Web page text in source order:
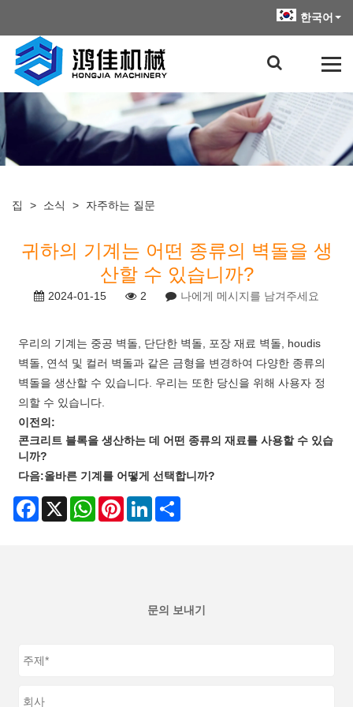
한국어
집 > 소식 > 자주하는 질문
귀하의 기계는 어떤 종류의 벽돌을 생
산할 수 있습니까?
2024-01-15 2 나에게 메시지를 남겨주세요
우리의 기계는 중공 벽돌, 단단한 벽돌, 포장 재료 벽돌, houdis
벽돌, 연석 및 컬러 벽돌과 같은 금형을 변경하여 다양한 종류의
벽돌을 생산할 수 있습니다. 우리는 또한 당신을 위해 사용자 정
의할 수 있습니다.
이전의:
콘크리트 블록을 생산하는 데 어떤 종류의 재료를 사용할 수 있습
니까?
다음:올바른 기계를 어떻게 선택합니까?
Facebook
X WhatsAppPinterestLinkedIn
문의 보내기